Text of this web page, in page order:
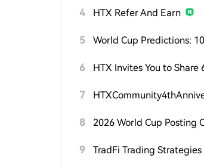
4 HTX Refer And Earn
5
6
7
8
9